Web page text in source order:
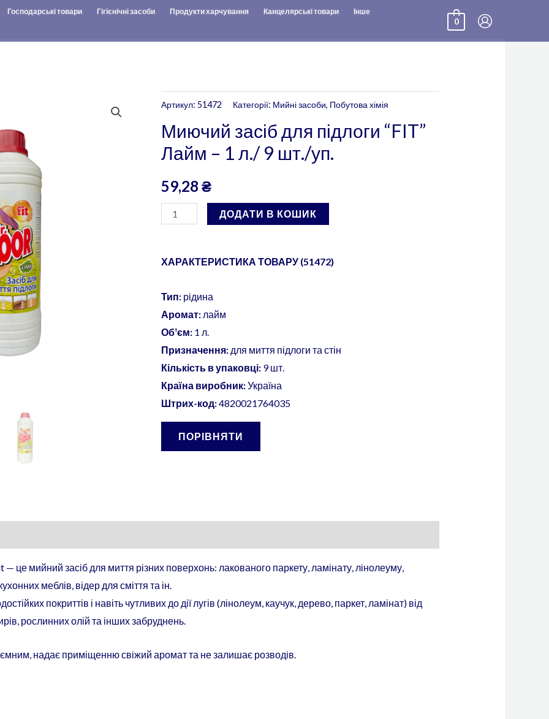
Господарські товари Гігієнічні засоби Продукти харчування Канцелярські товари Інше
0
Артикул:51472 Категорії: Мийні засоби, Побутова хімія
Миючий засіб для підлоги “FIT”
Лайм – 1 л./ 9 шт./уп.
59,28₴
Миючий
для
підлоги
Лайм
-
1
9
уп.
кількість
ДОДАТИ В КОШИК
ХАРАКТЕРИСТИКА ТОВАРУ (51472)
Тип: рідина
Аромат: лайм
Обʼєм: 1 л.
Призначення: для миття підлоги та стін
Кількість в упаковці: 9 шт.
Країна виробник:Україна
Штрих-код:4820021764035
ПОРІВНЯТИ
— це мийний засіб для миття різних поверхонь: лакованого паркету, ламінату, лінолеуму,
меблів, відер для сміття та ін.
покриттів і навіть чутливих до дії лугів (лінолеум, каучук, дерево, паркет, ламінат) від
рослинних олій та інших забруднень.
надає приміщенню свіжий аромат та не залишає розводів.